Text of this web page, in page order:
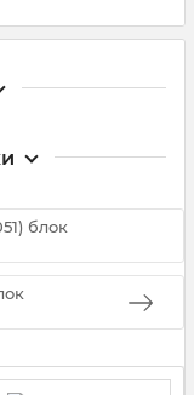
блок